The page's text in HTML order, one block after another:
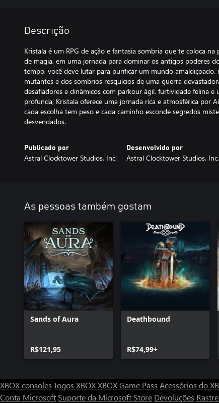
Descrição
Kristala é um RPG de ação e fantasia sombria que te coloca
de magia, em uma jornada para dominar os antigos poderes
tempo, você deve lutar para purificar um mundo
mutantes e dos sombrios resquícios de uma guerra
desafiadores e dinâmicos com parkour ágil, furtividade felina
profunda, Kristala oferece uma jornada rica e atmosférica por
cada escolha tem peso e cada caminho esconde segredos
desvendados.
Publicado por
Astral Clocktower Studios, Inc.
Desenvolvido por
Astral Clocktower Studios, Inc.
As pessoas também gostam
Sands of Aura
R$121,95
Deathbound
R$74,99+
XBOX consoles Jogos XBOXXBOX Game Pass Acessórios do
Conta Microsoft Suporte da Microsoft Store Devoluções